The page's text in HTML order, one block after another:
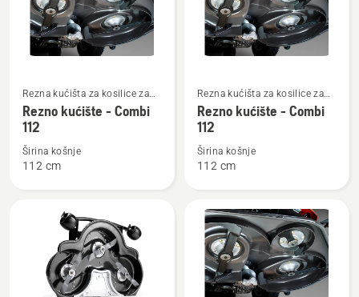
više
detalja
Rezno
Rezna kućišta za kosilice za
vožnju s reznim kućištem
sprijeda namijenjene za
stambena područja
Rezno kućište - Combi
112
Širina košnje
112 cm
više
detalja
Rezno
Combi
112
Rezna kućišta za kosilice za
vožnju s reznim kućištem
sprijeda namijenjene za
stambena područja
Rezno kućište - Combi
112
Širina košnje
112 cm